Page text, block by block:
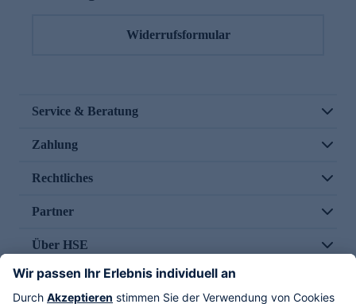
Widerrufsformular
Service & Beratung
Zahlung
Rechtliches
Partner
Über HSE
Im TV